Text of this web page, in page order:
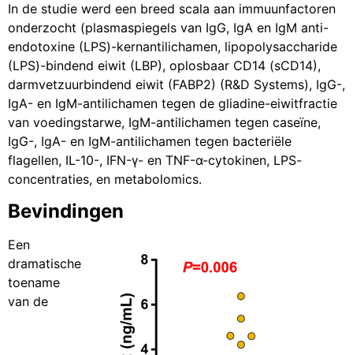
In de studie werd een breed scala aan immuunfactoren
onderzocht (plasmaspiegels van IgG, IgA en IgM anti-
endotoxine (LPS)-kernantilichamen, lipopolysaccharide
(LPS)-bindend eiwit (LBP), oplosbaar CD14 (sCD14),
darmvetzuurbindend eiwit (FABP2) (R&D Systems), IgG-,
IgA- en IgM-antilichamen tegen de gliadine-eiwitfractie
van voedingstarwe, IgM-antilichamen tegen caseïne,
IgG-, IgA- en IgM-antilichamen tegen bacteriële
flagellen, IL-10-, IFN-γ- en TNF-α-cytokinen, LPS-
concentraties, en metabolomics.
Bevindingen
Een
dramatische
toename
van de